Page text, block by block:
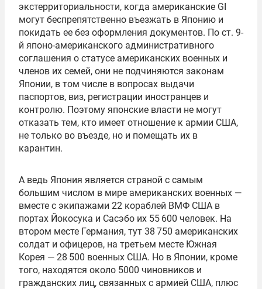
экстерриториальности, когда американские GI
могут беспрепятственно въезжать в Японию и
покидать ее без оформления документов. По ст. 9-
й японо-американского административного
соглашения о статусе американских военных и
членов их семей, они не подчиняются законам
Японии, в том числе в вопросах выдачи
паспортов, виз, регистрации иностранцев и
контролю. Поэтому японские власти не могут
отказать тем, кто имеет отношение к армии США,
не только во въезде, но и помещать их в
карантин.
А ведь Япония является страной с самым
большим числом в мире американских военных —
вместе с экипажами 22 кораблей ВМФ США в
портах Йокосука и Сасэбо их 55 600 человек. На
втором месте Германия, тут 38 750 американских
солдат и офицеров, на третьем месте Южная
Корея — 28 500 военных США. Но в Японии, кроме
того, находятся около 5000 чиновников и
гражданских лиц, связанных с армией США, плюс